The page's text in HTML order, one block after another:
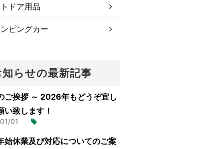
ドア用品
ピングカー
知らせの最新記事
ご挨拶 ～ 2026年もどうぞ宜し
い致します！
01
始休業及び対応についてのご案